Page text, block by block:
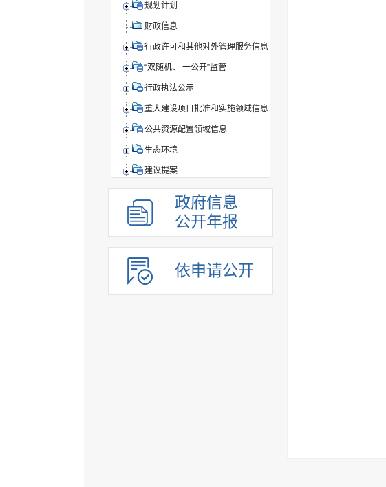
规划计划
财政信息
行政许可和其他对外管理服务信息
“双随机、 一公开”监管
行政执法公示
重大建设项目批准和实施领域信息
公共资源配置领域信息
生态环境
建议提案
组织管理
应急管理
重点领域
法制政府建设工作年报
政府信息
公开年报
依申请公开